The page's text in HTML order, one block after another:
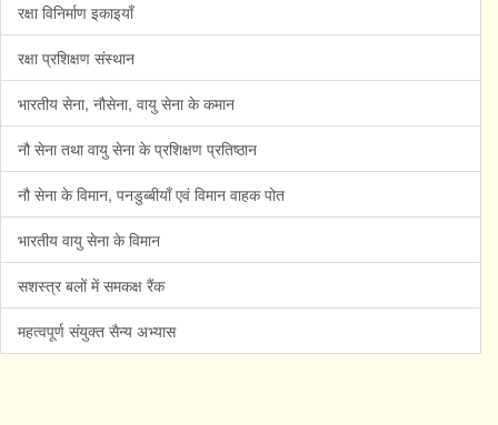
रक्षा विनिर्माण इकाइयाँ
रक्षा प्रशिक्षण संस्थान
भारतीय सेना, नौसेना, वायु सेना के कमान
नौ सेना तथा वायु सेना के प्रशिक्षण प्रतिष्ठान
नौ सेना के विमान, पनडुब्बीयाँ एवं विमान वाहक पोत
भारतीय वायु सेना के विमान
सशस्त्र बलों में समकक्ष रैंक
महत्वपूर्ण संयुक्त सैन्य अभ्यास